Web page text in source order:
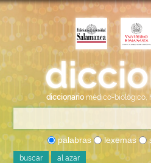
diccionario médico-biológico,
palabras lexemas
buscar al azar